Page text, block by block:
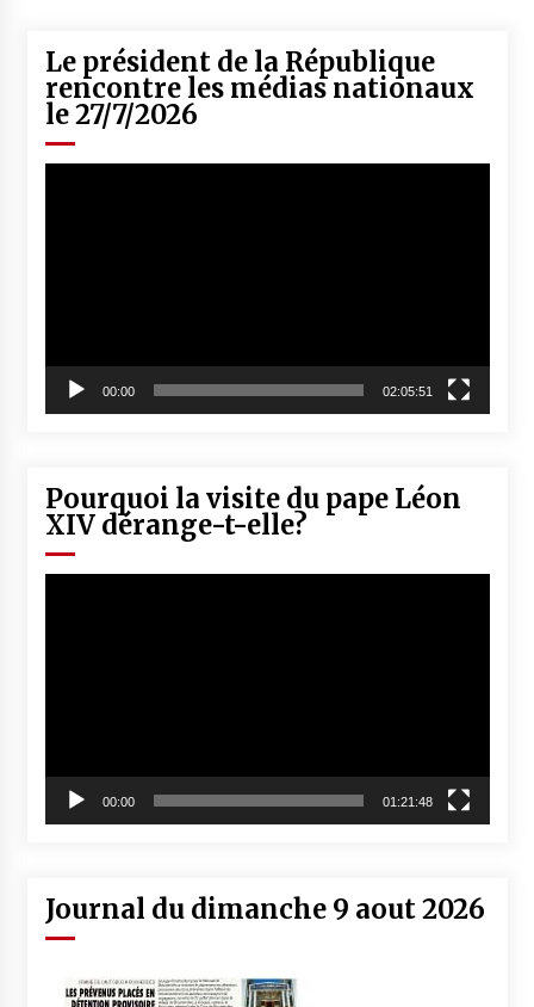
Le président de la République
rencontre les médias nationaux
le 27/7/2026
00:00 02:05:51
Pourquoi la visite du pape Léon
XIV dérange-t-elle?
00:00 01:21:48
Journal du dimanche 9 aout 2026